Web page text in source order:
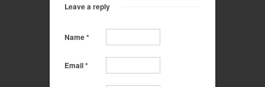
Leave a reply
Name*
Email*